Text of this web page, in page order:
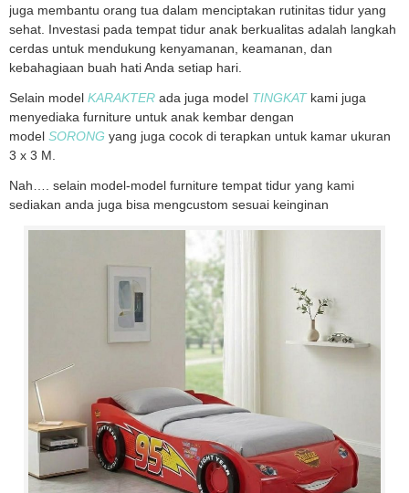
juga membantu orang tua dalam menciptakan rutinitas tidur yang
sehat. Investasi pada tempat tidur anak berkualitas adalah langkah
cerdas untuk mendukung kenyamanan, keamanan, dan
kebahagiaan buah hati Anda setiap hari.
Selain model KARAKTER ada juga model TINGKATkami juga
menyediaka furniture untuk anak kembar dengan
model SORONG yang juga cocok di terapkan untuk kamar ukuran
3 x 3 M.
Nah…. selain model-model furniture tempat tidur yang kami
sediakan anda juga bisa mengcustom sesuai keinginan